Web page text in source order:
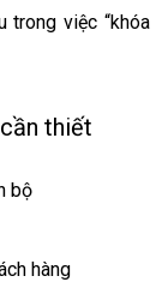
trong việc “khóa
thiết
bộ
hàng